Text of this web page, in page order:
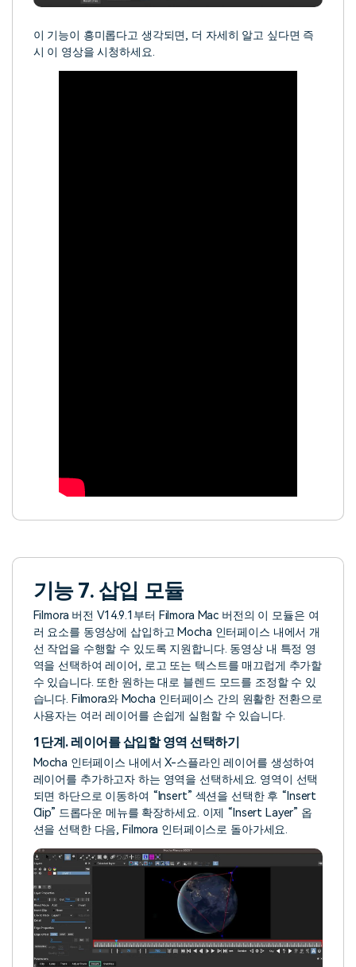
이 기능이 흥미롭다고 생각되면, 더 자세히 알고 싶다면 즉
시 이 영상을 시청하세요.
기능 7. 삽입 모듈
Filmora 버전 V14.9.1부터 Filmora Mac 버전의 이 모듈은 여
러 요소를 동영상에 삽입하고 Mocha 인터페이스 내에서 개
선 작업을 수행할 수 있도록 지원합니다. 동영상 내 특정 영
역을 선택하여 레이어, 로고 또는 텍스트를 매끄럽게 추가할
수 있습니다. 또한 원하는 대로 블렌드 모드를 조정할 수 있
습니다. Filmora와 Mocha 인터페이스 간의 원활한 전환으로
사용자는 여러 레이어를 손쉽게 실험할 수 있습니다.
1단계. 레이어를 삽입할 영역 선택하기
Mocha 인터페이스 내에서 X-스플라인 레이어를 생성하여
레이어를 추가하고자 하는 영역을 선택하세요. 영역이 선택
되면 하단으로 이동하여 “Insert” 섹션을 선택한 후 “Insert
Clip” 드롭다운 메뉴를 확장하세요. 이제 “Insert Layer” 옵
션을 선택한 다음, Filmora 인터페이스로 돌아가세요.